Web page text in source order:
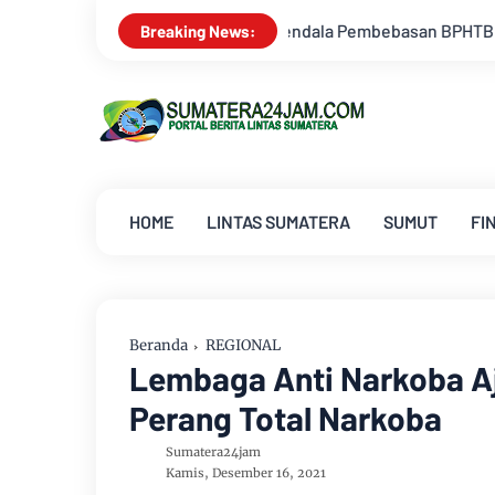
Breaking News:
Pembebasan BPHTB di Sebagian Lahan Kemarau
HOME LINTAS SUMATERA SUMUT
Beranda REGIONAL
Lembaga Anti Narkoba
Perang Total Narkoba
Sumatera24jam
Kamis, Desember 16, 2021